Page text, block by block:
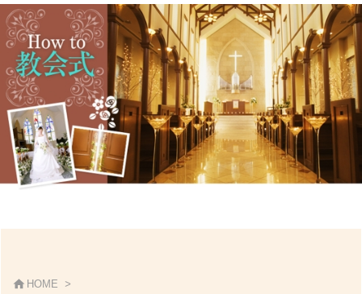
 HOME >